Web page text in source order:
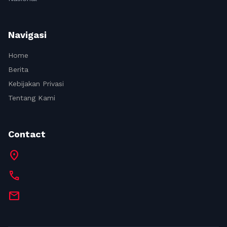
Navigasi
Home
Berita
Kebijakan Privasi
Tentang Kami
Contact
location_on
call
mail